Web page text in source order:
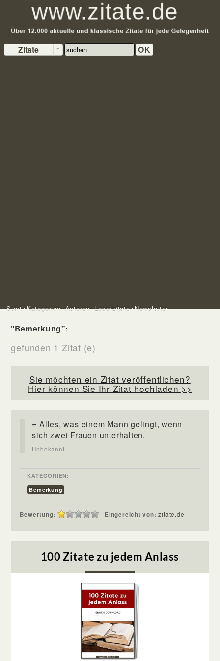
Zitate OK
Start Kategorien Autoren Leserzitate Newsletter
"Bemerkung":
gefunden 1 Zitat (e)
Sie möchten ein Zitat veröffentlichen?
Hier können Sie Ihr Zitat hochladen >>
= Alles, was einem Mann gelingt, wenn
sich zwei Frauen unterhalten.
Unbekannt
KATEGORIEN:
Bemerkung
Bewertung: Eingereicht von:zitate.de